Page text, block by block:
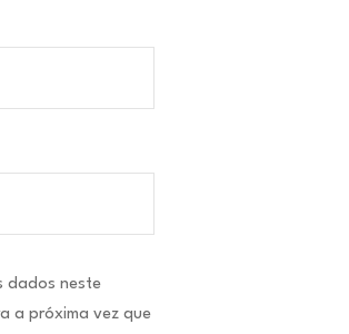
dados neste
a próxima vez que